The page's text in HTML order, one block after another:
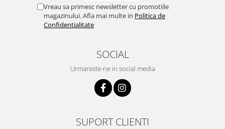
Vreau sa primesc newsletter cu promotiile
magazinului. Afla mai multe in Politica de
Confidentialitate
SOCIAL
Urmareste-ne in social media
SUPORT CLIENTI